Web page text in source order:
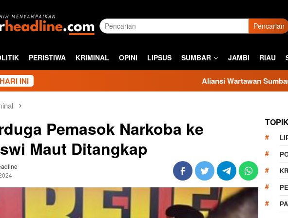
Pencarian
PERISTIWA KRIMINAL OPINI LIPSUS SUMBAR JAMBI RIAU
INI Aliansi Wartawan Sumbar Kecam Sikap
Pemasok Narkoba ke
Maut Ditangkap